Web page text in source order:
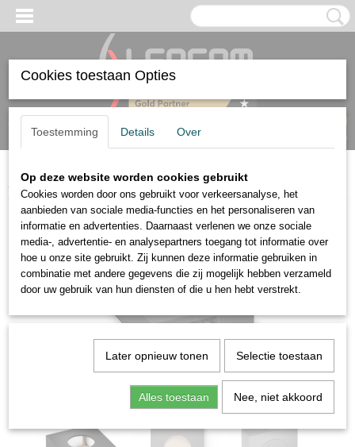
Inloggen Registreren
(0)
Home>Audio>Opbouwdoos voor 7" Install Speaker
Cookies toestaan Opties
Toestemming Details Over
Op deze website worden cookies gebruikt
Cookies worden door ons gebruikt voor verkeersanalyse, het
aanbieden van sociale media-functies en het personaliseren van
informatie en advertenties. Daarnaast verlenen we onze sociale
media-, advertentie- en analysepartners toegang tot informatie over
hoe u onze site gebruikt. Zij kunnen deze informatie gebruiken in
combinatie met andere gegevens die zij mogelijk hebben verzameld
door uw gebruik van hun diensten of die u hen hebt verstrekt.
Later opnieuw tonen Selectie toestaan
Alles toestaan Nee, niet akkoord